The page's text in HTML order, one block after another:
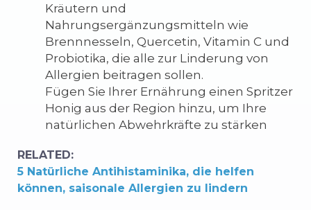
Kräutern und
Nahrungsergänzungsmitteln wie
Brennnesseln, Quercetin, Vitamin C und
Probiotika, die alle zur Linderung von
Allergien beitragen sollen.
Fügen Sie Ihrer Ernährung einen Spritzer
Honig aus der Region hinzu, um Ihre
natürlichen Abwehrkräfte zu stärken
RELATED:
5 Natürliche Antihistaminika, die helfen
können, saisonale Allergien zu lindern